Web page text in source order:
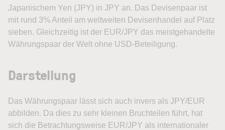
Japanischem Yen (JPY) in JPY an. Das Devisenpaar ist
mit rund 3% Anteil am weltweiten Devisenhandel auf Platz
sieben. Gleichzeitig ist der EUR/JPY das meistgehandelte
Währungspaar der Welt ohne USD-Beteiligung.
Darstellung
Das Währungspaar lässt sich auch invers als JPY/EUR
abbilden. Da dies zu sehr kleinen Bruchteilen führt, hat
sich die Betrachtungsweise EUR/JPY als internationaler